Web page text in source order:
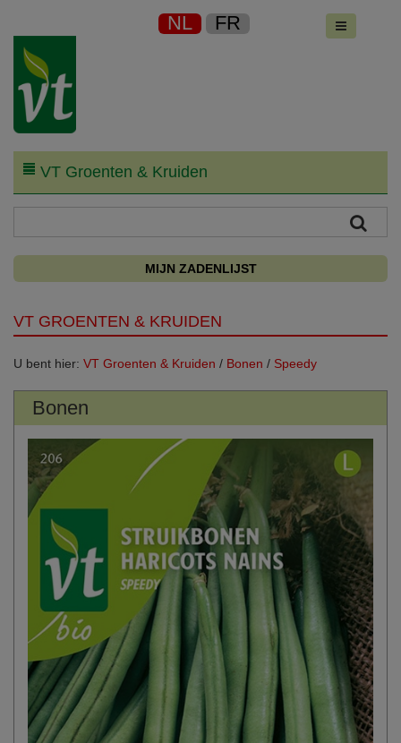
NL FR
VT Groenten & Kruiden
MIJN ZADENLIJST
VT GROENTEN & KRUIDEN
U bent hier: VT Groenten & Kruiden / Bonen / Speedy
Bonen